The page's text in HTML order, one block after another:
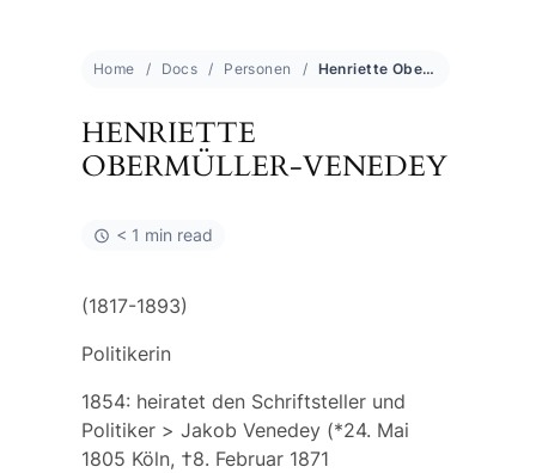
Home Docs Personen Henriette Obermüller-Venedey
HENRIETTE
OBERMÜLLER-VENEDEY
< 1 min read
(1817-1893)
Politikerin
1854: heiratet den Schriftsteller und
Politiker > Jakob Venedey(*24. Mai
1805 Köln, †8. Februar 1871